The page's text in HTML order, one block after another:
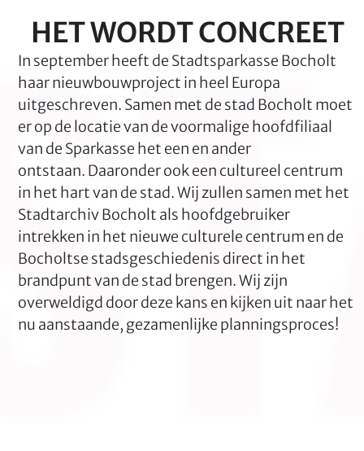
HET WORDT CONCREET
In september heeft de Stadtsparkasse Bocholt
haar nieuwbouwproject in heel Europa
uitgeschreven. Samen met de stad Bocholt moet
er op de locatie van de voormalige hoofdfiliaal
van de Sparkasse het een en ander
ontstaan. Daaronder ook een cultureel centrum
in het hart van de stad.Wij zullen samen met het
Stadtarchiv Bocholt als hoofdgebruiker
intrekken in het nieuwe culturele centrum en de
Bocholtse stadsgeschiedenis direct in het
brandpunt van de stad brengen.Wij zijn
overweldigd door deze kans en kijken uit naar het
nu aanstaande, gezamenlijke planningsproces!